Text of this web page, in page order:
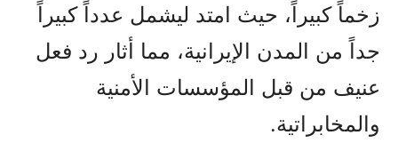
زخماً كبيراً، حيث امتد ليشمل عدداً كبيراً
جداً من المدن الإيرانية، مما أثار رد فعل
عنيف من قبل المؤسسات الأمنية
والمخابراتية.